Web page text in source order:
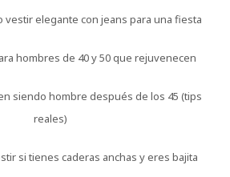
vestir elegante con jeans para una fiesta
hombres de 40 y 50 que rejuvenecen
siendo hombre después de los 45 (tips
reales)
si tienes caderas anchas y eres bajita